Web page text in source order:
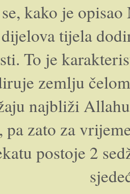
kako je
tijela
To je
zemlju
najbliži
pa zato za
postoje 2